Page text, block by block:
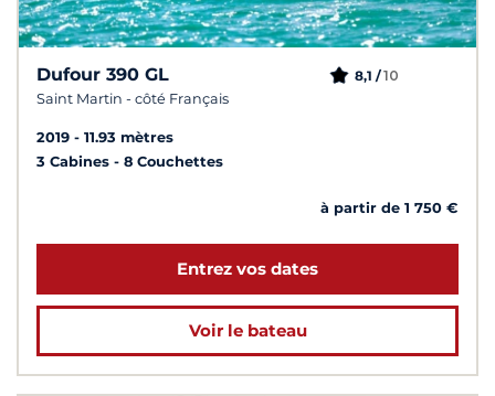
Dufour 390 GL
Saint Martin - côté Français
8,1 /10
2019
11.93 mètres
3 Cabines
8 Couchettes
à partir de 1 750 €
Entrez vos dates
Voir le bateau